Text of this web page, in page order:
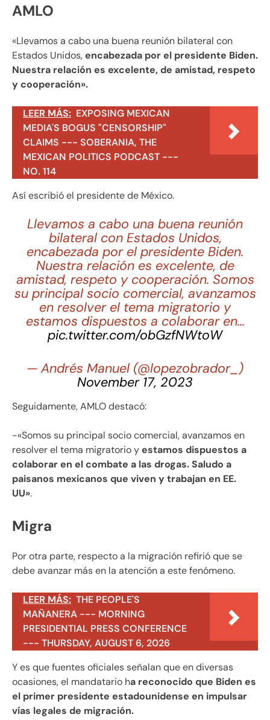
AMLO
«Llevamos a cabo una buena reunión bilateral con
Estados Unidos,encabezada por el presidente Biden.
Nuestra relación es excelente, de amistad, respeto
y cooperación».
LEER MÁS: EXPOSING MEXICAN
MEDIA'S BOGUS "CENSORSHIP"
CLAIMS --- SOBERANIA, THE
MEXICAN POLITICS PODCAST ---
NO. 114
Así escribió el presidente de México.
Llevamos a cabo una buena reunión
bilateral con Estados Unidos,
encabezada por el presidente Biden.
Nuestra relación es excelente, de
amistad, respeto y cooperación. Somos
su principal socio comercial, avanzamos
en resolver el tema migratorio y
estamos dispuestos a colaborar en…
pic.twitter.com/obGzfNWtoW
— Andrés Manuel (@lopezobrador_)
November 17, 2023
Seguidamente, AMLO destacó:
-«Somos su principal socio comercial, avanzamos en
resolver el tema migratorio yestamos dispuestos a
colaborar en el combate a las drogas. Saludo a
paisanos mexicanos que viven y trabajan en EE.
UU».
Migra
Por otra parte, respecto a la migración refirió que se
debe avanzar más en la atención a este fenómeno.
LEER MÁS: THE PEOPLE'S
MAÑANERA --- MORNING
PRESIDENTIAL PRESS CONFERENCE
--- THURSDAY, AUGUST 6, 2026
Y es que fuentes oficiales señalan que en diversas
ocasiones, el mandatario ha reconocido que Biden es
el primer presidente estadounidense en impulsar
vías legales de migración.